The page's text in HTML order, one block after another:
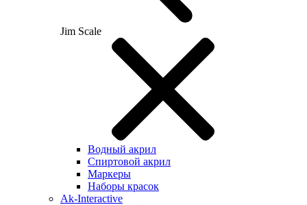
Jim Scale
Водный акрил
Спиртовой акрил
Маркеры
Наборы красок
Ak-Interactive